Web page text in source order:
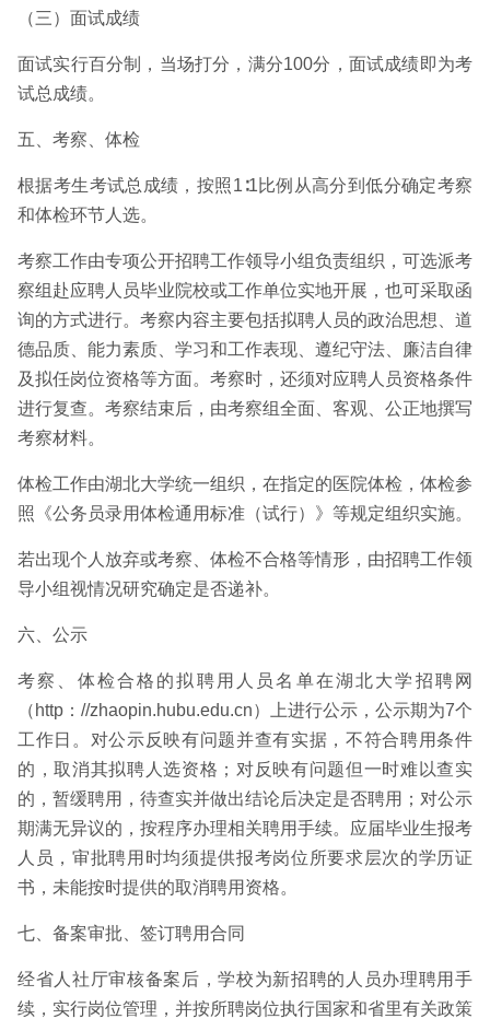
（三）面试成绩
面试实行百分制，当场打分，满分100分，面试成绩即为考
试总成绩。
五、考察、体检
根据考生考试总成绩，按照1∶1比例从高分到低分确定考察
和体检环节人选。
考察工作由专项公开招聘工作领导小组负责组织，可选派考
察组赴应聘人员毕业院校或工作单位实地开展，也可采取函
询的方式进行。考察内容主要包括拟聘人员的政治思想、道
德品质、能力素质、学习和工作表现、遵纪守法、廉洁自律
及拟任岗位资格等方面。考察时，还须对应聘人员资格条件
进行复查。考察结束后，由考察组全面、客观、公正地撰写
考察材料。
体检工作由湖北大学统一组织，在指定的医院体检，体检参
照《公务员录用体检通用标准（试行）》等规定组织实施。
若出现个人放弃或考察、体检不合格等情形，由招聘工作领
导小组视情况研究确定是否递补。
六、公示
考察、体检合格的拟聘用人员名单在湖北大学招聘网
（http：//zhaopin.hubu.edu.cn）上进行公示，公示期为7个
工作日。对公示反映有问题并查有实据，不符合聘用条件
的，取消其拟聘人选资格；对反映有问题但一时难以查实
的，暂缓聘用，待查实并做出结论后决定是否聘用；对公示
期满无异议的，按程序办理相关聘用手续。应届毕业生报考
人员，审批聘用时均须提供报考岗位所要求层次的学历证
书，未能按时提供的取消聘用资格。
七、备案审批、签订聘用合同
经省人社厅审核备案后，学校为新招聘的人员办理聘用手
续，实行岗位管理，并按所聘岗位执行国家和省里有关政策